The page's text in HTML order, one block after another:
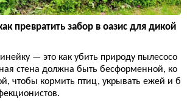
превратить забор в оазис для дикой
— это как убить природу пылесосо
стена должна быть бесформенной, ко
чтобы кормить птиц, укрывать ежей и б